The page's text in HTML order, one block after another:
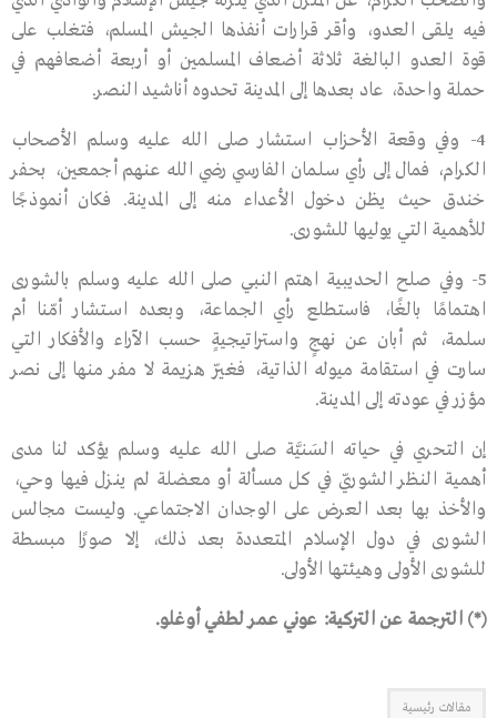
فيه يلقى العدو، وأقر قرارات أنفذها الجيش المسلم، فتغلب على
قوة العدو البالغة ثلاثة أضعاف المسلمين أو أربعة أضعافهم في
حملة واحدة، عاد بعدها إلى المدينة تحدوه أناشيد النصر.
4- وفي وقعة الأحزاب استشار صلى الله عليه وسلم الأصحاب
الكرام، فمال إلى رأي سـلمان الفارسي رضي الله عنهم أجمعين، بحفر
خندق حيث يظن دخول الأعداء منه إلى المدينة. فكان أنموذجًا
للأهمية التي يوليها للشورى.
5- وفي صلح الحديبية اهتم النبي صلى الله عليه وسلم بالشورى
اهتمامًا بالغًا، فاستطلع رأي الجماعة، وبعده اسـتشار أمّنا أم
سلمة، ثم أبان عن نهجٍ واستراتيجيةٍ حسب الآراء والأفكار التي
سارت في استقامة ميوله الذاتية، فغيّر هزيمة لا مفر منها إلى نصر
مؤزر في عودته إلى المدينة.
إن التحري في حياته السَنيَّة صلى الله عليه وسلم يؤكد لنا مدى
أهمية النظر الشوريّ في كل مسألة أو معضلة لم ينـزل فيها وحي،
والأخذ بها بعد العرض على الوجدان الاجتماعي. وليست مجالس
الشورى في دول الإسلام المتعددة بعد ذلك، إلا صورًا مبسطة
للشورى الأولى وهيئتها الأولى.
(*) الترجمة عن التركية: عوني عمر لطفي أوغلو.
مقالات رئيسية